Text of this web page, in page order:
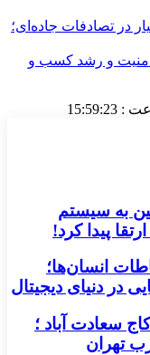
در تصادفات جاده‌ای؛
امنیت و رشد کسب‌ و
:
15:59:24
به سیستم
پیدا کرد!
انسان‌ها؛
در دنیای دیجیتال
سعادت آباد ؛
تهران